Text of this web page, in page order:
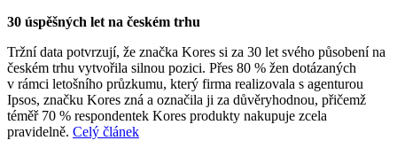
30 úspěšných let na českém trhu
Tržní data potvrzují, že značka Kores si za 30 let svého působení na
českém trhu vytvořila silnou pozici. Přes 80 % žen dotázaných
v rámci letošního průzkumu, který firma realizovala s agenturou
Ipsos, značku Kores zná a označila ji za důvěryhodnou, přičemž
téměř 70 % respondentek Kores produkty nakupuje zcela
pravidelně. Celý článek